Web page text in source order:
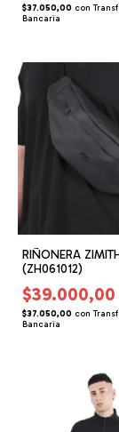
$37.050,00 con
Bancaria
RIÑONERA
(ZH061012)
$39.000,00
$37.050,00 con
Bancaria